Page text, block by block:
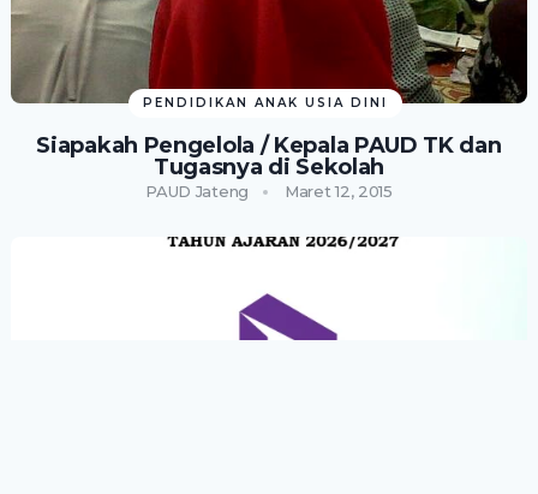
PENDIDIKAN ANAK USIA DINI
Siapakah Pengelola / Kepala PAUD TK dan
Tugasnya di Sekolah
PAUD Jateng Maret 12, 2015